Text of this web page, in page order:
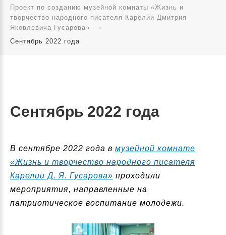
Проект по созданию музейной комнаты «Жизнь и
творчество народного писателя Карелии Дмитрия
Яковлевича Гусарова»
Сентябрь 2022 года
Сентябрь 2022 года
В сентябре 2022 года в музейной комнате
«Жизнь и творчество народного писателя
Карелии Д. Я. Гусарова» проходили
мероприятия, направленные на
патриотическое воспитание молодежи.